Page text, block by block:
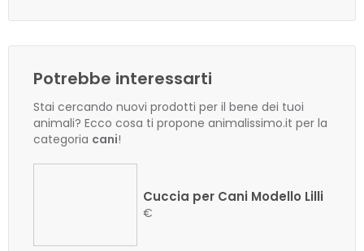
Potrebbe interessarti
Stai cercando nuovi prodotti per il bene dei tuoi
animali? Ecco cosa ti propone animalissimo.it per la
categoria cani!
Cuccia per Cani Modello Lilli
€